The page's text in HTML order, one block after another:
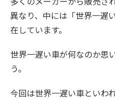
異なり、中には「世界一遅
在しています。
世界一遅い車が何なのか思
う。
今回は世界一遅い車といわ